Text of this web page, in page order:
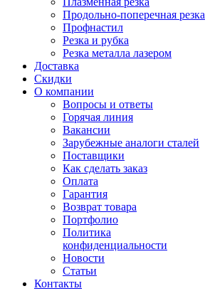
Продольно-поперечная резка
Профнастил
Резка и рубка
Резка металла лазером
Доставка
Скидки
О компании
Вопросы и ответы
Горячая линия
Вакансии
Зарубежные аналоги сталей
Поставщики
Как сделать заказ
Оплата
Гарантия
Возврат товара
Портфолио
Политика
конфиденциальности
Новости
Статьи
Контакты